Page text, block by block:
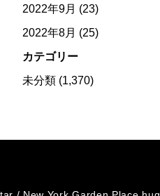
2022年9月 (23)
2022年8月 (25)
カテゴリー
未分類(1,370)